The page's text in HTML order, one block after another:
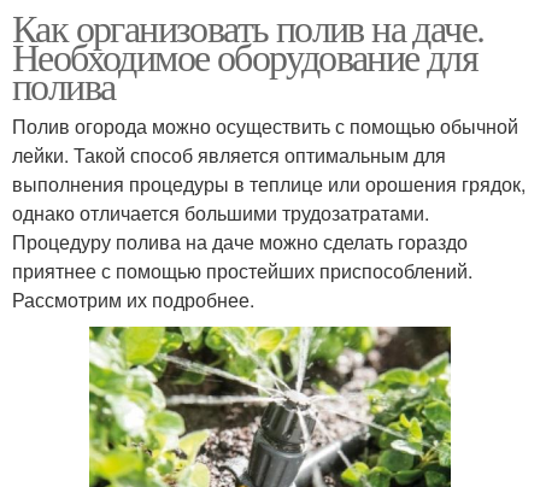
Как организовать полив на даче.
Необходимое оборудование для
полива
Полив огорода можно осуществить с помощью обычной
лейки. Такой способ является оптимальным для
выполнения процедуры в теплице или орошения грядок,
однако отличается большими трудозатратами.
Процедуру полива на даче можно сделать гораздо
приятнее с помощью простейших приспособлений.
Рассмотрим их подробнее.